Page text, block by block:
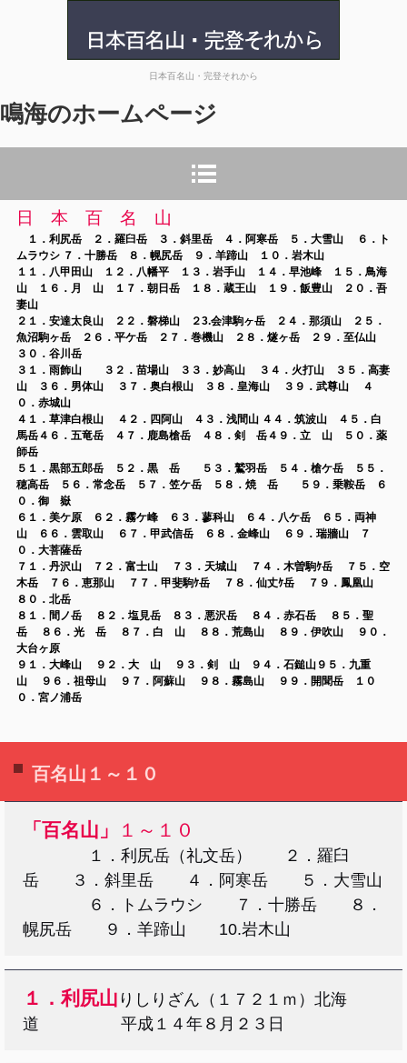
鳴海のホームページ
日本百名山・完登それから
鳴海のホームページ
日 本 百 名 山
１．利尻岳 ２．羅臼岳 ３．斜里岳 ４．阿寒岳 ５．大雪山 ６．ト
ムラウシ ７．十勝岳 ８．幌尻岳 ９．羊蹄山 １０．岩木山
１１．八甲田山
１２．八幡平 １３．岩手山 １４．早池峰 １５．鳥海
山 １６．月 山 １７．朝日岳 １８．蔵王山 １９．飯豊山 ２０．吾
妻山
２１．安達太良山
２２．磐梯山 ２3.会津駒ヶ岳
２４．那須山 ２５．
魚沼駒ヶ岳 ２６．平ケ岳 ２７．巻機山 ２８．燧ヶ岳 ２９．至仏山
３０．谷川岳
３１．雨飾山 ３２．苗場山 ３３．妙高山 ３４．火打山 ３５．高妻
山
３６．男体山 ３７．奥白根山 ３８．皇海山 ３９．武尊山 ４
０．赤城山
４１．草津白根山 ４２．四阿山 ４３．浅間山 ４４．筑波山 ４５．白
馬岳４６．五竜岳 ４７．鹿島槍岳
４８．剣 岳４９．立 山 ５０．薬
師岳
５１．黒部五郎岳 ５２．黒 岳 ５３．鷲羽岳 ５４．槍ケ岳 ５５．
穂高岳 ５６．常念岳 ５７．笠ケ岳 ５８．焼 岳 ５９．乗鞍岳
６
０．御 嶽
６１．美ケ原 ６２．霧ケ峰 ６３．蓼科山 ６４．八ケ岳 ６５．両神
山 ６６．雲取山 ６７．甲武信岳 ６８．金峰山 ６９．瑞牆山 ７
０．大菩薩岳
７１．丹沢山
７２．富士山 ７３．天城山 ７４．木曽駒ｹ岳 ７５．空
木岳 ７６．恵那山 ７７．甲斐駒ｹ岳 ７８．仙丈ｹ岳 ７９．鳳凰山
８０．北岳
８１．間ノ岳 ８２．塩見岳
８３．悪沢岳 ８４．赤石岳 ８５．聖
岳 ８６．光 岳 ８７．白 山 ８８．荒島山 ８９．伊吹山 ９０．
大台ヶ原
９１．大峰山 ９２．大 山 ９３．剣 山
９４．石鎚山９５．九重
山 ９６．祖母山 ９７．阿蘇山 ９８．霧島山 ９９．開聞岳 １０
０．宮ノ浦岳
百名山１～１０
「百名山」 １～１０
１．利尻岳（礼文岳） ２．羅臼
岳 ３．斜里岳 ４．阿寒岳 ５．大雪山
６．トムラウシ ７．十勝岳 ８．
幌尻岳 ９．羊蹄山 10.岩木山
１．利尻山 りしりざん（１７２１ｍ）北海
道 平成１４年８月２３日